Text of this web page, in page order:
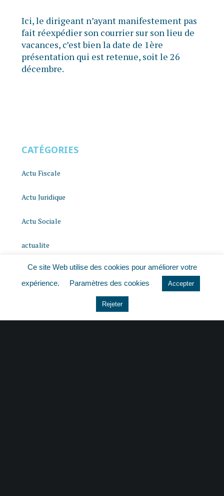
Ici, le dirigeant n’ayant manifestement pas
fait réexpédier son courrier sur son lieu de
vacances, c’est bien la date de 1ère
présentation qui est retenue, soit le 26
décembre.
CATÉGORIES
Actu Fiscale
Actu Juridique
Actu Sociale
actualite
histoire
Ce site Web utilise des cookies pour améliorer votre
expérience.
Paramètres des cookies Accepter
Rejeter